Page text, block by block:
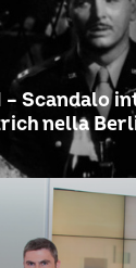
– Scandalo
nella